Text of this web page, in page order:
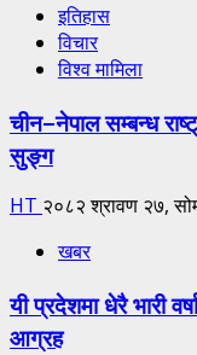
इतिहास
विचार
विश्व मामिला
चीन–नेपाल सम्बन्ध
सुङ्ग
HT २०८२ श्रावण २७,
खबर
यी प्रदेशमा धेरै भारी
आग्रह